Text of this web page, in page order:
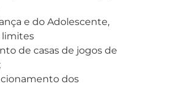
e do Adolescente,
limites
de casas de jogos de
dos